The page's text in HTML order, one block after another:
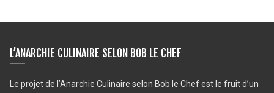
L’ANARCHIE CULINAIRE SELON BOB LE CHEF
Le projet de l’Anarchie Culinaire selon Bob le Chef est le fruit d’un